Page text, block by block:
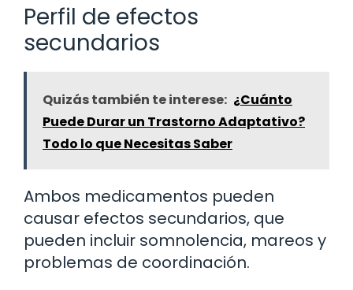
Perfil de efectos
secundarios
Quizás también te interese: ¿Cuánto
Puede Durar un Trastorno Adaptativo?
Todo lo que Necesitas Saber
Ambos medicamentos pueden
causar efectos secundarios, que
pueden incluir somnolencia, mareos y
problemas de coordinación.